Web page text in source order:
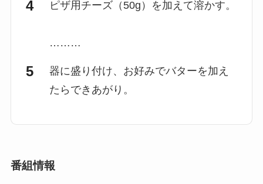
ピザ用チーズ（50g）を加えて溶かす。
………
器に盛り付け、お好みでバターを加え
たらできあがり。
番組情報